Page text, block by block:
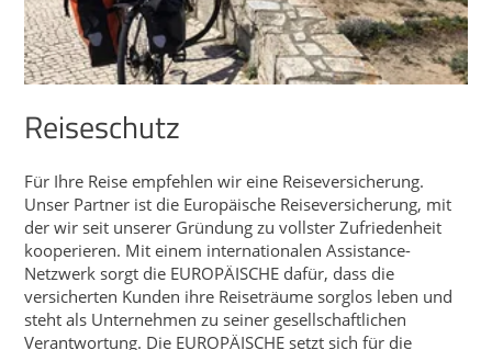
Reiseschutz
Für Ihre Reise empfehlen wir eine Reiseversicherung.
Unser Partner ist die Europäische Reiseversicherung, mit
der wir seit unserer Gründung zu vollster Zufriedenheit
kooperieren. Mit einem internationalen Assistance-
Netzwerk sorgt die EUROPÄISCHE dafür, dass die
versicherten Kunden ihre Reiseträume sorglos leben und
steht als Unternehmen zu seiner gesellschaftlichen
Verantwortung. Die EUROPÄISCHE setzt sich für die